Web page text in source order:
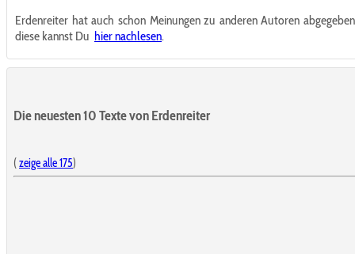
Erdenreiter hat auch schon Meinungen zu anderen Autoren
diese kannst Du hier nachlesen.
Die neuesten 10 Texte von Erdenreiter
(zeige alle 175)